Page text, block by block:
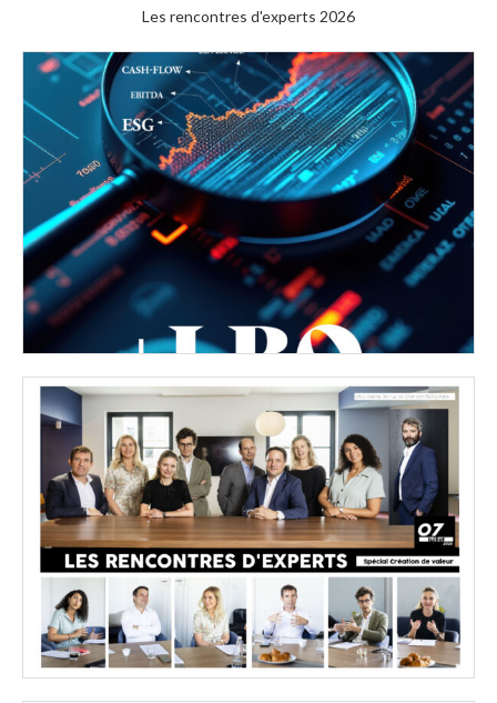
Les rencontres d'experts 2026